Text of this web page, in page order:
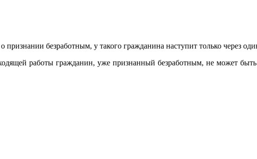
безработным, у такого гражданина наступит только через
работы гражданин, уже признанный безработным, не может